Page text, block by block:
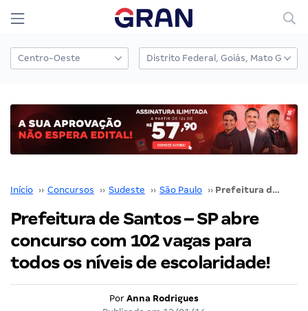
Início ›› Concursos ›› Sudeste ›› São Paulo ›› Prefeitura de Santos – SP abre concurso com 102 vagas para todos os níveis de escolaridade!
Prefeitura de Santos – SP abre
concurso com 102 vagas para
todos os níveis de escolaridade!
Por Anna Rodrigues